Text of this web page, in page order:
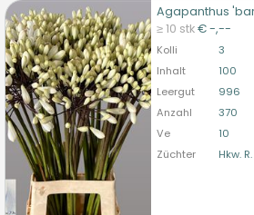
Agapanthus
≥ 10 stk€ -,--
Kolli 3
Inhalt
100
Leergut
996
Anzahl
370
Ve
10
Züchter
Hkw.
Agapanthus 'barcelona'
U moet ingelogd zijn om te
bitte anmelden